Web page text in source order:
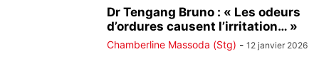
Dr Tengang Bruno : « Les odeurs
d’ordures causent l’irritation… »
Chamberline Massoda (Stg) - 12 janvier 2026